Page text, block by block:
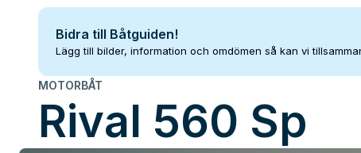
Bidra till Båtguiden!
Lägg till bilder, information och omdömen så kan vi
MOTORBÅT
Rival 560 Sp